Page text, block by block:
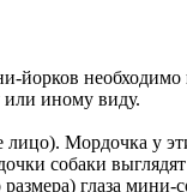
йорков
или иному виду.
Мордочка у
собаки
глаза